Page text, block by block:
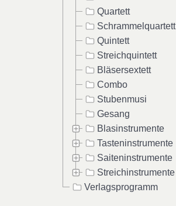
Quartett
Schrammelquartett
Quintett
Streichquintett
Bläsersextett
Combo
Stubenmusi
Gesang
Blasinstrumente
Tasteninstrumente
Saiteninstrumente
Streichinstrumente
Verlagsprogramm